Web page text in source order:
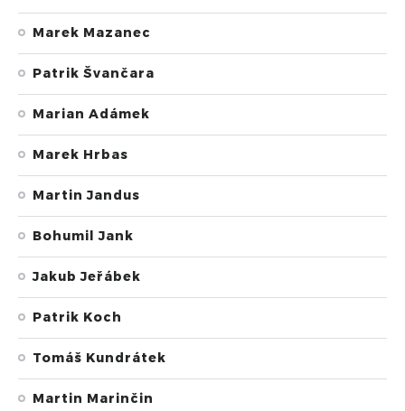
Marek Mazanec
Patrik Švančara
Marian Adámek
Marek Hrbas
Martin Jandus
Bohumil Jank
Jakub Jeřábek
Patrik Koch
Tomáš Kundrátek
Martin Marinčin